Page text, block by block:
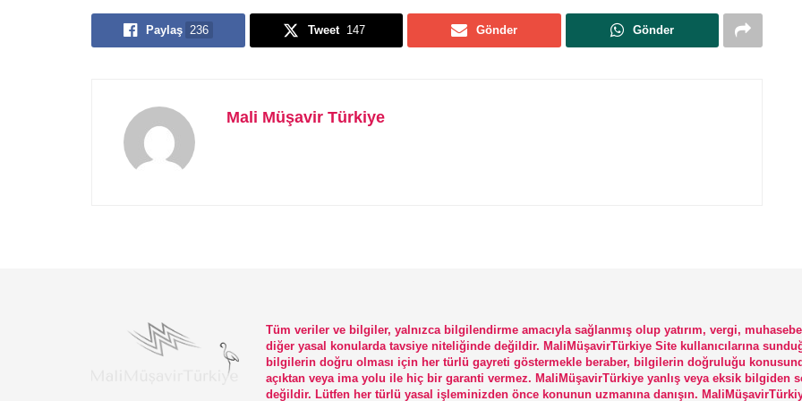
Paylaş 236 Tweet 147 Gönder Gönder
Mali Müşavir Türkiye
Tüm veriler ve bilgiler, yalnızca bilgilendirme amacıyla sağlanmış olup yatırım, vergi,
diğer yasal konularda tavsiye niteliğinde değildir. MaliMüşavirTürkiye Site kullanıcılarına
bilgilerin doğru olması için her türlü gayreti göstermekle beraber, bilgilerin doğruluğu
açıktan veya ima yolu ile hiç bir garanti vermez. MaliMüşavirTürkiye yanlış veya eksik bilgiden
değildir. Lütfen her türlü yasal işleminizden önce konunun uzmanına danışın.